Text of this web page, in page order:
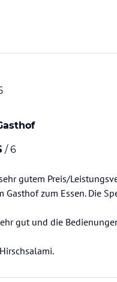
/ 6
gutem Preis/
zum Essen. Die
gut und die